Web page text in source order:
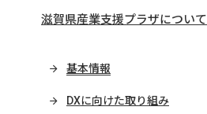
滋賀県産業支援プラザについて
基本情報
DXに向けた取り組み